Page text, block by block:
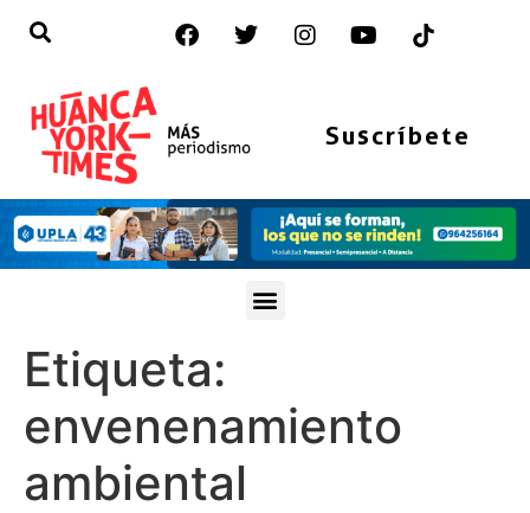
Suscríbete
Etiqueta:
envenenamiento
ambiental